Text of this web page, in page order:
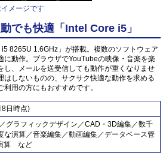
メージです
でも快適「Intel Core i5」
8265U 1.6GHz」が搭載。複数のソフトウェア
に動作。ブラウザでYouTubeの映像・音楽を楽
し、メールを送受信しても動作が重くなりませ
はしないものの、サクサク快適な動作を求める
用の方にもおすすめです。
日時点)
グラフィックデザイン／CAD・3D編集／数千
な演算／音楽編集／動画編集／データベース管
算 など